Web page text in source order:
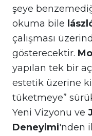
şeye
okuma bile
çalışması
gösterecektir.
yapılan tek bir
estetik üzerine
tüketmeye”
Yeni Vizyonu ve
Deneyimi'nden